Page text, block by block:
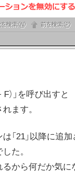
）」を呼び出すと
ます。
「21」以降に追
た。
から何だか気に